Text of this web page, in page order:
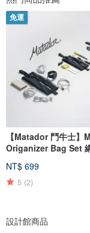
免運
【Matador 鬥牛士】
Origanizer Bag Set
NT$ 699
5 (2)
設計館商品